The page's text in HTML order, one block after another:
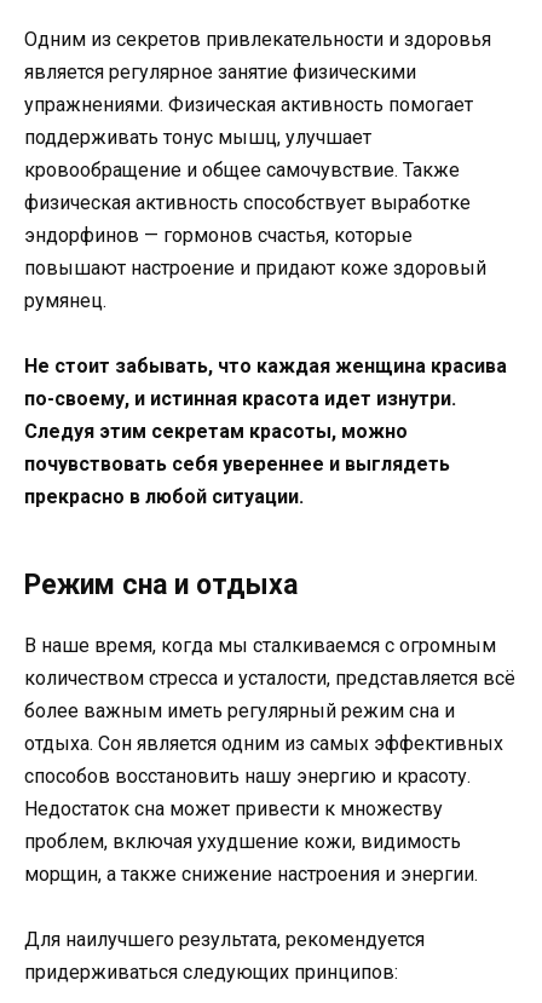
Одним из секретов привлекательности и здоровья
является регулярное занятие физическими
упражнениями. Физическая активность помогает
поддерживать тонус мышц, улучшает
кровообращение и общее самочувствие. Также
физическая активность способствует выработке
эндорфинов — гормонов счастья, которые
повышают настроение и придают коже здоровый
румянец.
Не стоит забывать, что каждая женщина красива
по-своему, и истинная красота идет изнутри.
Следуя этим секретам красоты, можно
почувствовать себя увереннее и выглядеть
прекрасно в любой ситуации.
Режим сна и отдыха
В наше время, когда мы сталкиваемся с огромным
количеством стресса и усталости, представляется всё
более важным иметь регулярный режим сна и
отдыха. Сон является одним из самых эффективных
способов восстановить нашу энергию и красоту.
Недостаток сна может привести к множеству
проблем, включая ухудшение кожи, видимость
морщин, а также снижение настроения и энергии.
Для наилучшего результата, рекомендуется
придерживаться следующих принципов: